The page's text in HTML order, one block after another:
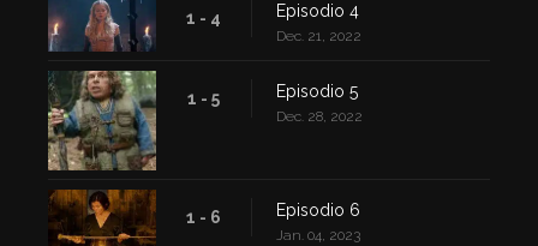
1 - 4 Episodio 4
Dec. 21, 2022
1 - 5 Episodio 5
Dec. 28, 2022
1 - 6 Episodio 6
Jan. 04, 2023